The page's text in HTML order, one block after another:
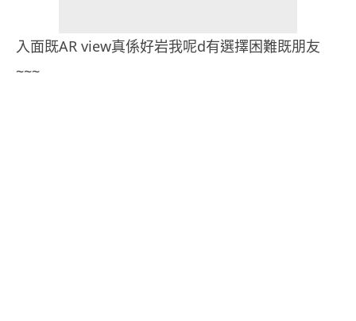
入面既AR view真係好岩我呢d有選擇困難既朋友
~~~